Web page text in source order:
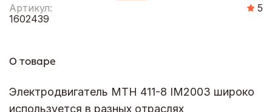
Артикул:
1602439
5
О товаре
Электродвигатель МТН 411-8 IM2003 широко
используется в разных отраслях